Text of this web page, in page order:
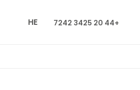
+44 20 3425 7242
HE